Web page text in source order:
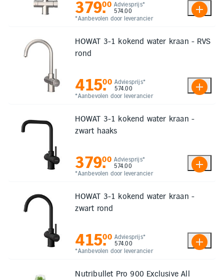
Adviesprijs*
574.00
*Aanbevolen door leverancier
379.
00
HOWAT 3-1 kokend water kraan - RVS
rond
Adviesprijs*
574.00
*Aanbevolen door leverancier
415.
00
HOWAT 3-1 kokend water kraan -
zwart haaks
Adviesprijs*
574.00
*Aanbevolen door leverancier
379.
00
HOWAT 3-1 kokend water kraan -
zwart rond
Adviesprijs*
574.00
*Aanbevolen door leverancier
415.
00
Nutribullet Pro 900 Exclusive All